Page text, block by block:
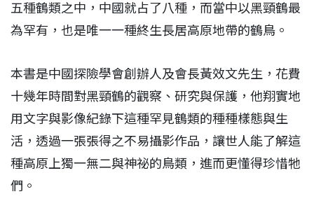
五種鶴類之中，中國就占了八種，而當中以黑頸鶴最
為罕有，也是唯一一種終生長居高原地帶的鶴鳥。
本書是中國探險學會創辦人及會長黃效文先生，花費
十幾年時間對黑頸鶴的觀察、研究與保護，他翔實地
用文字與影像紀錄下這種罕見鶴類的種種樣態與生
活，透過一張張得之不易攝影作品，讓世人能了解這
種高原上獨一無二與神祕的鳥類，進而更懂得珍惜牠
們。